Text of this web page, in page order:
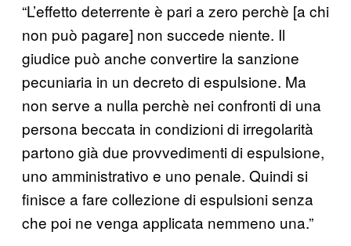
“L’effetto deterrente è pari a zero perchè [a chi
non può pagare] non succede niente. Il
giudice può anche convertire la sanzione
pecuniaria in un decreto di espulsione. Ma
non serve a nulla perchè nei confronti di una
persona beccata in condizioni di irregolarità
partono già due provvedimenti di espulsione,
uno amministrativo e uno penale. Quindi si
finisce a fare collezione di espulsioni senza
che poi ne venga applicata nemmeno una.”